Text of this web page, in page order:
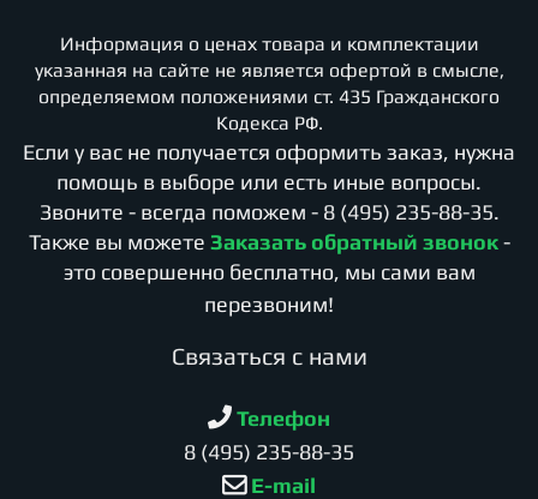
Информация о ценах товара и комплектации
указанная на сайте не является офертой в смысле,
определяемом положениями ст. 435 Гражданского
Кодекса РФ.
Если у вас не получается оформить заказ, нужна
помощь в выборе или есть иные вопросы.
Звоните - всегда поможем - 8 (495) 235-88-35.
Также вы можете Заказать обратный звонок -
это совершенно бесплатно, мы сами вам
перезвоним!
Cвязаться с нами
Телефон
8 (495) 235-88-35
E-mail